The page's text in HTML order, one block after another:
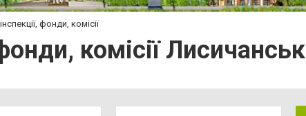
фонди, комісії
комісії Лисичанськ